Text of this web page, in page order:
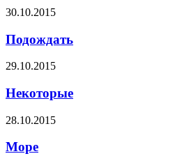
30.10.2015
Подождать
29.10.2015
Некоторые
28.10.2015
Море